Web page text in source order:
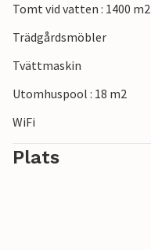
Tomt vid vatten : 1400 m2
Trädgårdsmöbler
Tvättmaskin
Utomhuspool : 18 m2
WiFi
Plats